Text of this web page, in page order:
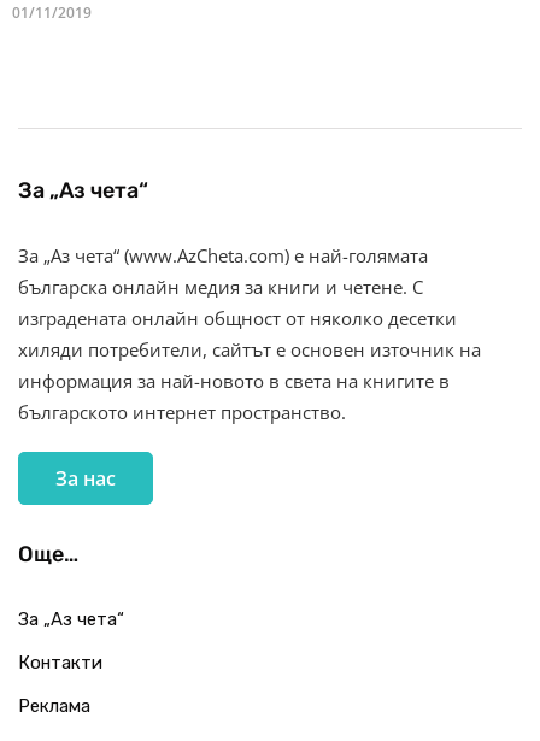
01/11/2019
За „Аз чета“
За „Аз чета“ (www.AzCheta.com) е най-голямата
българска онлайн медия за книги и четене. С
изградената онлайн общност от няколко десетки
хиляди потребители, сайтът е основен източник на
информация за най-новото в света на книгите в
българското интернет пространство.
За нас
Още…
За „Аз чета“
Контакти
Реклама